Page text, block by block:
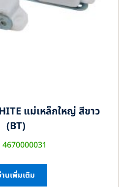
แม่เหล็กใหญ่ สีขาว
(BT)
4670000031
นเพิ่มเติม